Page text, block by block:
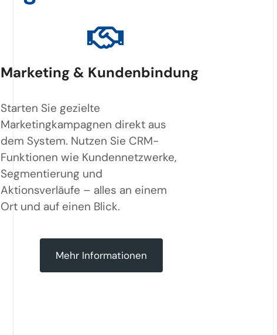
Marketing & Kundenbindung
Starten Sie gezielte
Marketingkampagnen direkt aus
dem System. Nutzen Sie CRM-
Funktionen wie Kundennetzwerke,
Segmentierung und
Aktionsverläufe – alles an einem
Ort und auf einen Blick.
Mehr Informationen